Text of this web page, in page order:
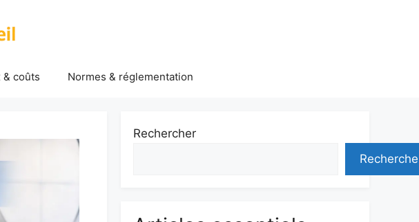
& coûts Normes & réglementation
Rechercher